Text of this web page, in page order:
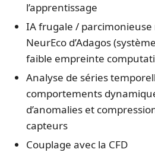
l’apprentissage
IA frugale /
NeurEco d’Adagos
faible empreinte
Analyse de séries
comportements
d’anomalies et
capteurs
Couplage avec la CFD